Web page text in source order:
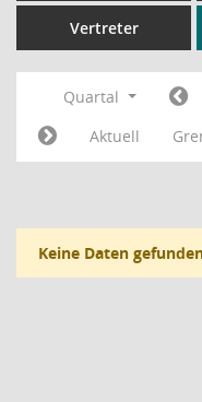
Vertreter
Quartal
Aktuell
Keine Daten